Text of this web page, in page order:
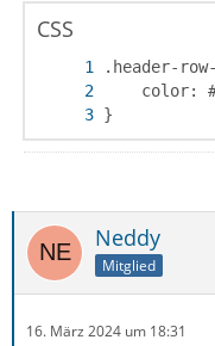
CSS
}
Neddy
Mitglied
16. März 2024 um 18:31